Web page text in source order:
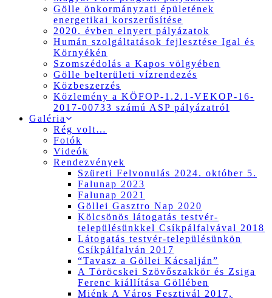
Gölle önkormányzati épületének
energetikai korszerűsítése
2020. évben elnyert pályázatok
Humán szolgáltatások fejlesztése Igal és
Környékén
Szomszédolás a Kapos völgyében
Gölle belterületi vízrendezés
Közbeszerzés
Közlemény a KÖFOP-1.2.1-VEKOP-16-
2017-00733 számú ASP pályázatról
Galéria
Rég volt…
Fotók
Videók
Rendezvények
Szüreti Felvonulás 2024. október 5.
Falunap 2023
Falunap 2021
Göllei Gasztro Nap 2020
Kölcsönös látogatás testvér-
településünkkel Csíkpálfalvával 2018
Látogatás testvér-településünkön
Csíkpálfalván 2017
“Tavasz a Göllei Kácsalján”
A Töröcskei Szövőszakkör és Zsiga
Ferenc kiállítása Göllében
Miénk A Város Fesztivál 2017,